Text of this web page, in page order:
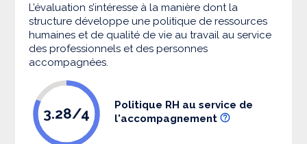
L’évaluation s’intéresse à la manière dont la
structure développe une politique de ressources
humaines et de qualité de vie au travail au service
des professionnels et des personnes
accompagnées.
3.28/4
Politique RH au service de
l'accompagnement